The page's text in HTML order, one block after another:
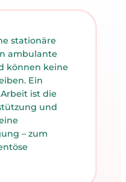
stationäre
ambulante
können keine
Ein
ist die
und
– zum